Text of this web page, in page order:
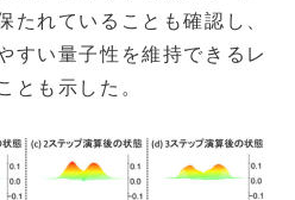
たれていることも確認し、
すい量子性を維持できるレ
とも示した。